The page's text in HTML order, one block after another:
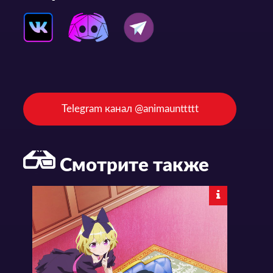
Telegram канал @animaunttttt
Смотрите также